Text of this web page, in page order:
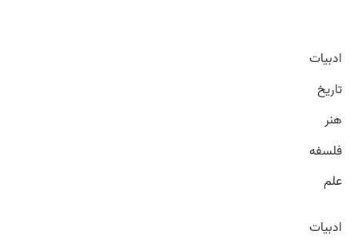
ادبیات
تاریخ
هنر
فلسفه
علم
ادبیات